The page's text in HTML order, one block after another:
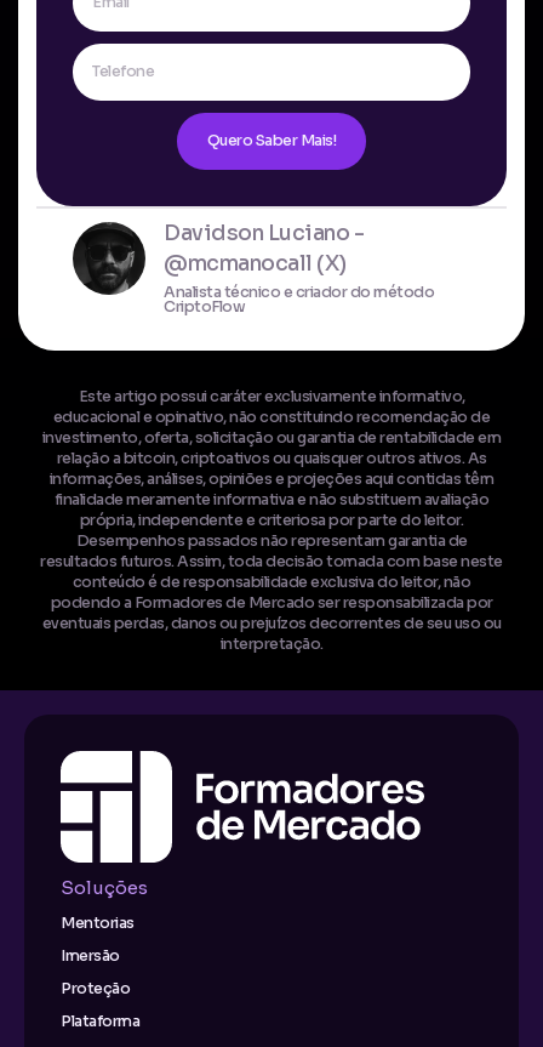
Quero Saber Mais!
Davidson Luciano -
@mcmanocall (X)
Analista técnico e criador do método
CriptoFlow
Este artigo possui caráter exclusivamente informativo,
educacional e opinativo, não constituindo recomendação de
investimento, oferta, solicitação ou garantia de rentabilidade em
relação a bitcoin, criptoativos ou quaisquer outros ativos. As
informações, análises, opiniões e projeções aqui contidas têm
finalidade meramente informativa e não substituem avaliação
própria, independente e criteriosa por parte do leitor.
Desempenhos passados não representam garantia de
resultados futuros. Assim, toda decisão tomada com base neste
conteúdo é de responsabilidade exclusiva do leitor, não
podendo a Formadores de Mercado ser responsabilizada por
eventuais perdas, danos ou prejuízos decorrentes de seu uso ou
interpretação.
Soluções
Mentorias
Imersão
Proteção
Plataforma